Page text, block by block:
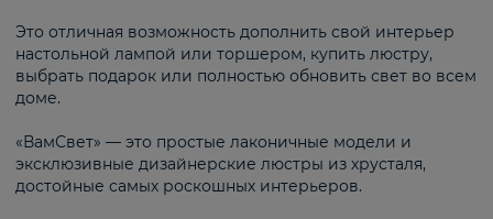
Это отличная возможность дополнить свой интерьер
настольной лампой или торшером, купить люстру,
выбрать подарок или полностью обновить свет во всем
доме.
«ВамСвет» — это простые лаконичные модели и
эксклюзивные дизайнерские люстры из хрусталя,
достойные самых роскошных интерьеров.